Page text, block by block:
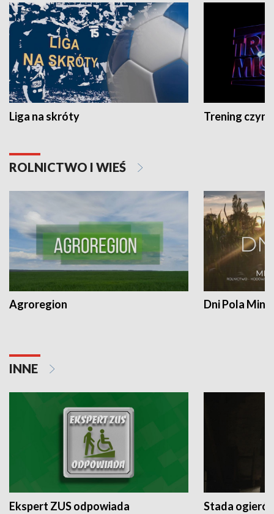
Liga na skróty Trening czyni
ROLNICTWO I WIEŚ
Agroregion Dni Pola
INNE
Ekspert ZUS odpowiada Stada